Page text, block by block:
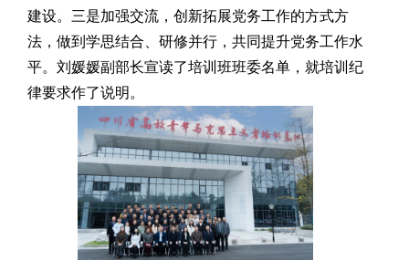
建设。三是加强交流，创新拓展党务工作的方式方
法，做到学思结合、研修并行，共同提升党务工作水
平。 刘媛媛副部长宣读了培训班班委名单，就培训纪
律要求作了说明。